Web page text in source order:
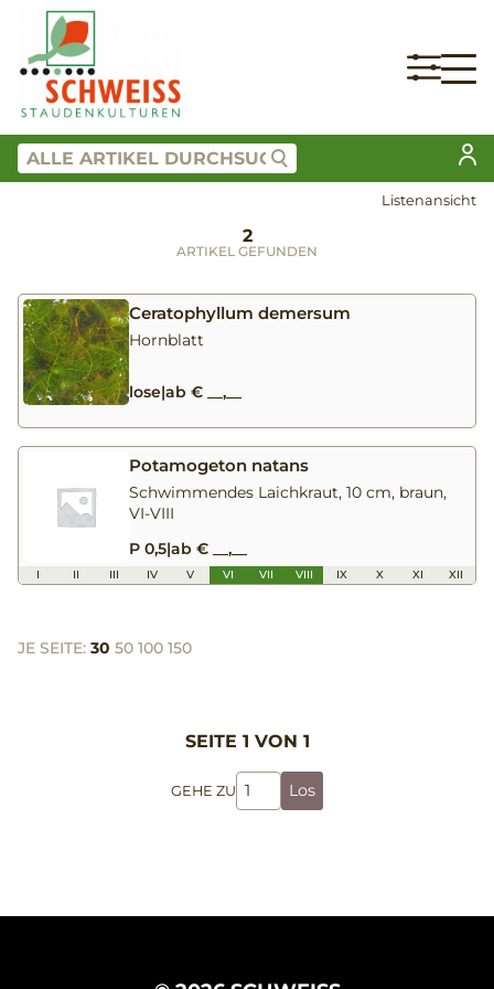
Listenansicht
2
ARTIKEL GEFUNDEN
Ceratophyllum demersum
Hornblatt
lose|ab € __,__
Potamogeton natans
Schwimmendes Laichkraut, 10 cm, braun,
VI-VIII
P 0,5|ab € __,__
I II III IV V VI VII VIII IX X XI XII
JE SEITE: 30 50 100 150
SEITE 1 VON 1
GEHE ZU Los